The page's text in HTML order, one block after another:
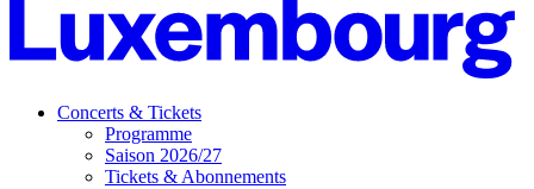
Concerts & Tickets
Programme
Saison 2026/27
Tickets & Abonnements